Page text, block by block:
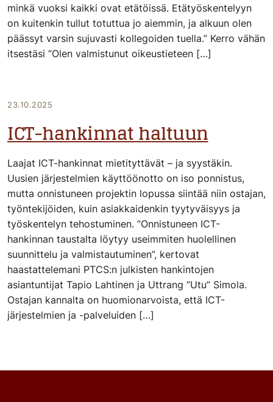
minkä vuoksi kaikki ovat etätöissä. Etätyöskentelyyn
on kuitenkin tullut totuttua jo aiemmin, ja alkuun olen
päässyt varsin sujuvasti kollegoiden tuella.” Kerro vähän
itsestäsi ”Olen valmistunut oikeustieteen […]
23.10.2025
ICT-hankinnat haltuun
Laajat ICT-hankinnat mietityttävät – ja syystäkin.
Uusien järjestelmien käyttöönotto on iso ponnistus,
mutta onnistuneen projektin lopussa siintää niin ostajan,
työntekijöiden, kuin asiakkaidenkin tyytyväisyys ja
työskentelyn tehostuminen. ”Onnistuneen ICT-
hankinnan taustalta löytyy useimmiten huolellinen
suunnittelu ja valmistautuminen”, kertovat
haastattelemani PTCS:n julkisten hankintojen
asiantuntijat Tapio Lahtinen ja Uttrang ”Utu” Simola.
Ostajan kannalta on huomionarvoista, että ICT-
järjestelmien ja -palveluiden […]